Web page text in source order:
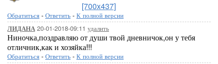
[700x437]
Обратиться - Ответить - К полной версии
ЛИДАНА 20-01-2018-09:11 удалить
Ниночка,поздравляю от души твой дневничок,он у тебя
отличник,как и хозяйка!!!
Обратиться - Ответить - К полной версии